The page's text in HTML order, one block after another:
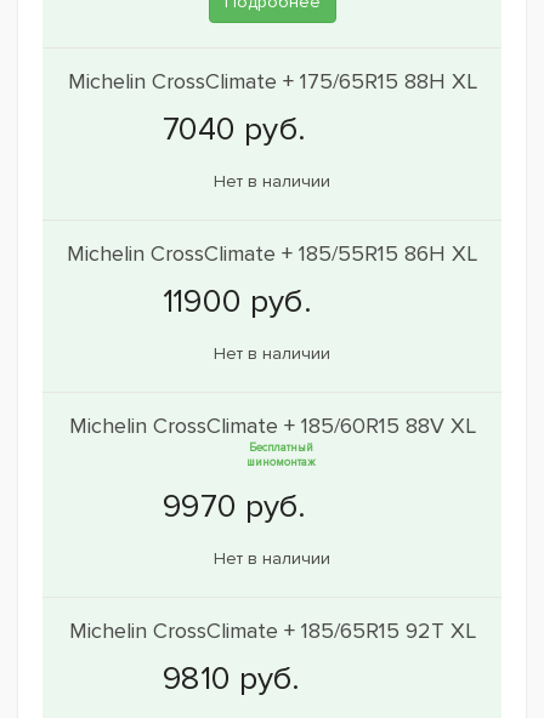
Michelin CrossClimate + 175/65R15 88H XL
Нет в наличии
Michelin CrossClimate + 185/55R15 86H XL
Нет в наличии
Michelin CrossClimate + 185/60R15 88V XL
Бесплатный
шиномонтаж
Нет в наличии
Michelin CrossClimate + 185/65R15 92T XL